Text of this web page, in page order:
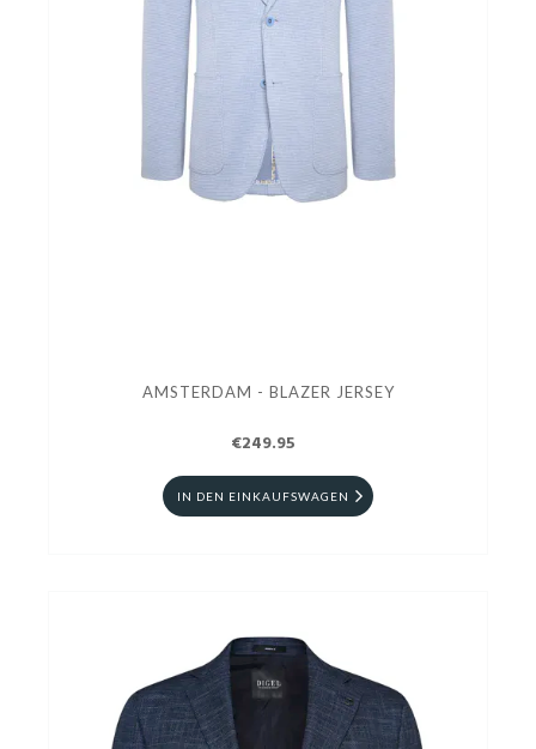
AMSTERDAM - BLAZER JERSEY
€249.95
IN DEN EINKAUFSWAGEN